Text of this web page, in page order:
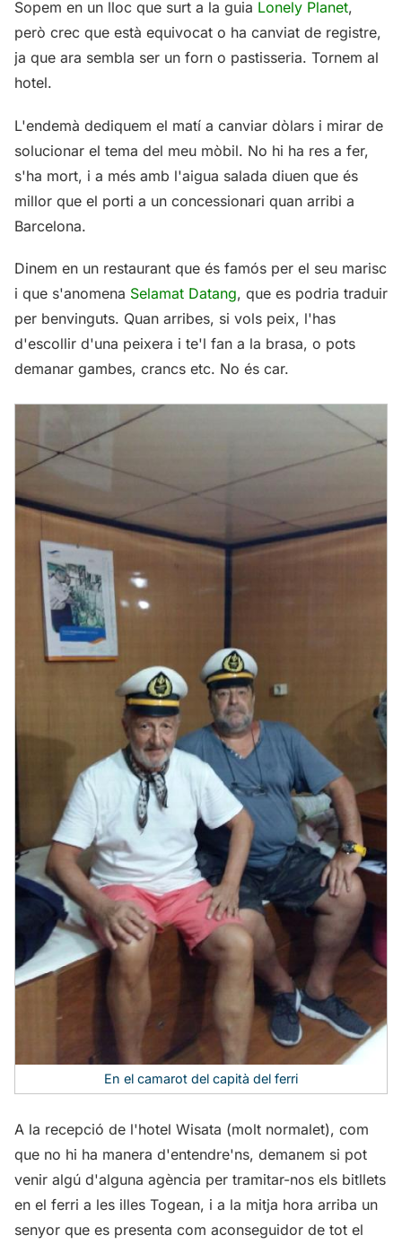
Sopem en un lloc que surt a la guia Lonely Planet,
però crec que està equivocat o ha canviat de registre,
ja que ara sembla ser un forn o pastisseria. Tornem al
hotel.
L'endemà dediquem el matí a canviar dòlars i mirar de
solucionar el tema del meu mòbil. No hi ha res a fer,
s'ha mort, i a més amb l'aigua salada diuen que és
millor que el porti a un concessionari quan arribi a
Barcelona.
Dinem en un restaurant que és famós per el seu marisc
i que s'anomena Selamat Datang, que es podria traduir
per benvinguts. Quan arribes, si vols peix, l'has
d'escollir d'una peixera i te'l fan a la brasa, o pots
demanar gambes, crancs etc. No és car.
En el camarot del capità del ferri
A la recepció de l'hotel Wisata (molt normalet), com
que no hi ha manera d'entendre'ns, demanem si pot
venir algú d'alguna agència per tramitar-nos els bitllets
en el ferri a les illes Togean, i a la mitja hora arriba un
senyor que es presenta com aconseguidor de tot el